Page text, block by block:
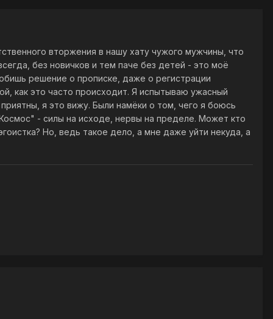
вторжения в нашу хату чужого мужчины, что
без новичков и тем паче без детей - это моё
решение о прописке, даже о регистрации
как это часто происходит. Я испытываю ужасный
я это вижу. Были намёки о том, чего я боюсь
- силы на исходе, нервы на пределе. Может кто
Но, ведь такое дело, а мне даже уйти некуда, а